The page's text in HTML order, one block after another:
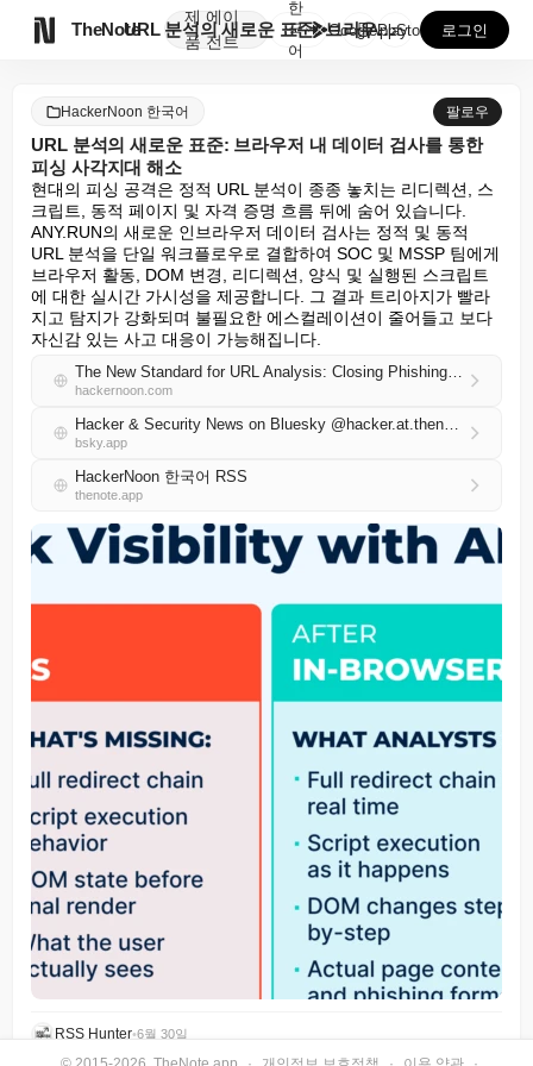
TheNote
제
품
에이
전트
URL 분석의 새로운 표준: 브라우저 내 데이터 검사를...
한
국
어
GooglePlay
AppStore 로그인
HackerNoon 한국어 팔로우
URL 분석의 새로운 표준: 브라우저 내 데이터 검사를 통한
피싱 사각지대 해소
현대의 피싱 공격은 정적 URL 분석이 종종 놓치는 리디렉션, 스
크립트, 동적 페이지 및 자격 증명 흐름 뒤에 숨어 있습니다.
ANY.RUN의 새로운 인브라우저 데이터 검사는 정적 및 동적
URL 분석을 단일 워크플로우로 결합하여 SOC 및 MSSP 팀에게
브라우저 활동, DOM 변경, 리디렉션, 양식 및 실행된 스크립트
에 대한 실시간 가시성을 제공합니다. 그 결과 트리아지가 빨라
지고 탐지가 강화되며 불필요한 에스컬레이션이 줄어들고 보다
자신감 있는 사고 대응이 가능해집니다.
The New Standard for URL Analysis: Closing Phishing Blind Spots with In-Browser Data Inspection
hackernoon.com
Hacker & Security News on Bluesky @hacker.at.thenote.app
bsky.app
HackerNoon 한국어 RSS
thenote.app
RSS Hunter•6월 30일